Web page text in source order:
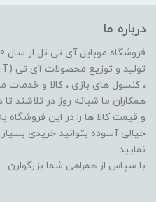
درباره ما
، کنسول های بازی ، کالا و خدمات
همکاران ما شبانه روز در تلاشند
و قیمت کالا ها را در این فروشگاه
خیالی آسوده بتوانید خریدی
نمایید .
با سپاس از همراهی شما بزرگوارن